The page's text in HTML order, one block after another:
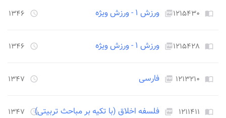
import_contacts ۱۲۱۵۴۳۰picture_as_pdf ورزش ۱ - ورزش ویژه access_time ۱۳۴۶ روز قبل
import_contacts ۱۲۱۵۴۲۸picture_as_pdf ورزش ۱ - ورزش ویژه access_time ۱۳۴۶ روز قبل
import_contacts ۱۲۱۳۲۱۰ picture_as_pdf فارسی access_time ۱۳۴۷ روز قبل
import_contacts ۱۲۱۱۴۱۱ picture_as_pdf فلسفه اخلاق (با تکیه بر مباحث تربیتی)access_time ۱۳۴۷ روز قبل